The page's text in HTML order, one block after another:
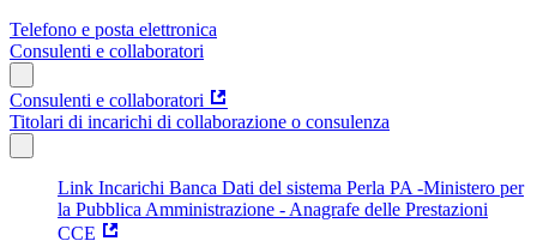
Telefono e posta elettronica
Consulenti e collaboratori
Consulenti e collaboratori
Titolari di incarichi di collaborazione o consulenza
Link Incarichi Banca Dati del sistema Perla PA -Ministero per
la Pubblica Amministrazione - Anagrafe delle Prestazioni
CCE